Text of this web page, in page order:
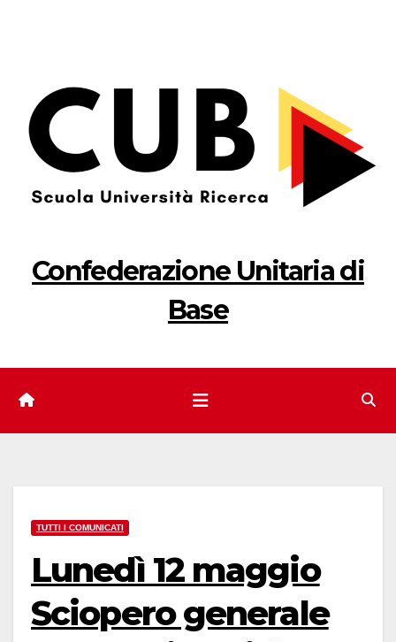
Confederazione Unitaria di
Base
TUTTI I COMUNICATI
Lunedì 12 maggio
Sciopero generale